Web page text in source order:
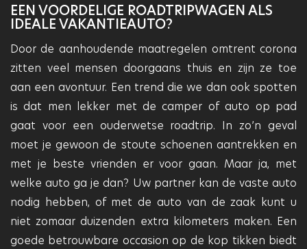
EEN VOORDELIGE ROADTRIPWAGEN ALS
IDEALE VAKANTIEAUTO?
Door de aanhoudende maatregelen omtrent corona
zitten veel mensen doorgaans thuis en zijn ze toe
aan een avontuur. Een trend die we dan ook spotten
is dat men lekker met de camper of auto op pad
gaat voor een ouderwetse roadtrip. In zo’n geval
moet je gewoon de stoute schoenen aantrekken en
met je beste vrienden er voor gaan. Maar ja, met
welke auto ga je dan? Uw partner kan de vaste auto
nodig hebben, of met de auto van de zaak kunt u
niet zomaar duizenden extra kilometers maken. Een
goede betrouwbare occasion op de kop tikken biedt